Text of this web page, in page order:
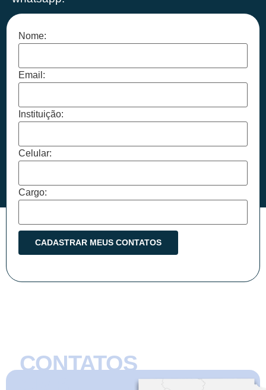
Nome:
Email:
Instituição:
Celular:
Cargo:
CONTATOS